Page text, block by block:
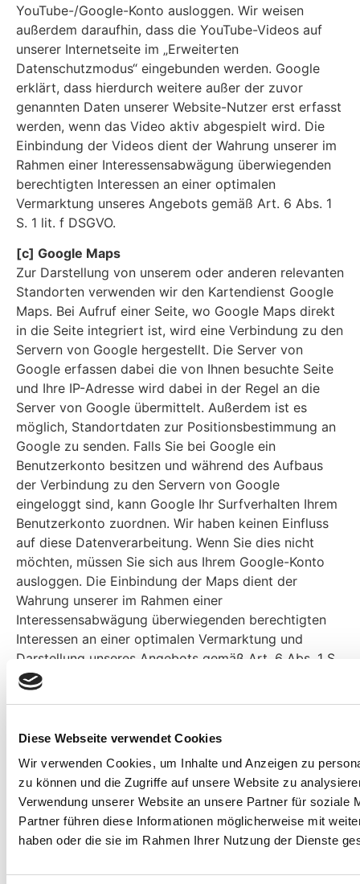
Diese Webseite verwendet Cookies
Wir verwenden Cookies, um Inhalte und Anzeigen zu
zu können und die Zugriffe auf unsere Website zu
Verwendung unserer Website an unsere Partner für soziale
Partner führen diese Informationen möglicherweise mit
haben oder die sie im Rahmen Ihrer Nutzung der Dienste
YouTube-/Google-Konto ausloggen. Wir weisen
außerdem daraufhin, dass die YouTube-Videos auf
unserer Internetseite im „Erweiterten
Datenschutzmodus“ eingebunden werden. Google
erklärt, dass hierdurch weitere außer der zuvor
genannten Daten unserer Website-Nutzer erst erfasst
werden, wenn das Video aktiv abgespielt wird. Die
Einbindung der Videos dient der Wahrung unserer im
Rahmen einer Interessensabwägung überwiegenden
berechtigten Interessen an einer optimalen
Vermarktung unseres Angebots gemäß Art. 6 Abs. 1
S. 1 lit. f DSGVO.
[c] Google Maps
Zur Darstellung von unserem oder anderen relevanten
Standorten verwenden wir den Kartendienst Google
Maps. Bei Aufruf einer Seite, wo Google Maps direkt
in die Seite integriert ist, wird eine Verbindung zu den
Servern von Google hergestellt. Die Server von
Google erfassen dabei die von Ihnen besuchte Seite
und Ihre IP-Adresse wird dabei in der Regel an die
Server von Google übermittelt. Außerdem ist es
möglich, Standortdaten zur Positionsbestimmung an
Google zu senden. Falls Sie bei Google ein
Benutzerkonto besitzen und während des Aufbaus
der Verbindung zu den Servern von Google
eingeloggt sind, kann Google Ihr Surfverhalten Ihrem
Benutzerkonto zuordnen. Wir haben keinen Einfluss
auf diese Datenverarbeitung. Wenn Sie dies nicht
möchten, müssen Sie sich aus Ihrem Google-Konto
ausloggen. Die Einbindung der Maps dient der
Wahrung unserer im Rahmen einer
Interessensabwägung überwiegenden berechtigten
Interessen an einer optimalen Vermarktung und
Darstellung unseres Angebots gemäß Art. 6 Abs. 1 S.
1 lit. f DSGVO.
Ihrem Browser deaktivieren. Eine Nutzung von
Google Maps ist dann nicht oder nur noch
eingeschränkt möglich. Die Datenverarbeitung erfolgt
auf Grundlage einer Vereinbarung zwischen
gemeinsam Verantwortlichen gemäß Art. 26 DSGVO,
die Sie
https://privacy.google.com/intl/de/businesses/
können.